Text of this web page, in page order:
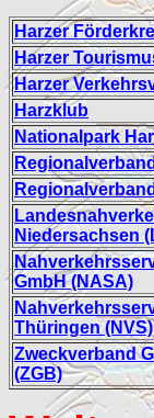
Harzer
Harzer
Harzer
Harzklub
Nationalpark
Niedersachsen
GmbH (NASA)
Thüringen (NVS)
Zweckverband
(ZGB)